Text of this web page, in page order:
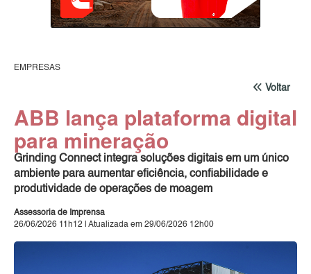
EMPRESAS
Voltar
ABB lança plataforma digital
para mineração
Grinding Connect integra soluções digitais em um único
ambiente para aumentar eficiência, confiabilidade e
produtividade de operações de moagem
Assessoria de Imprensa
26/06/2026 11h12 | Atualizada em 29/06/2026 12h00